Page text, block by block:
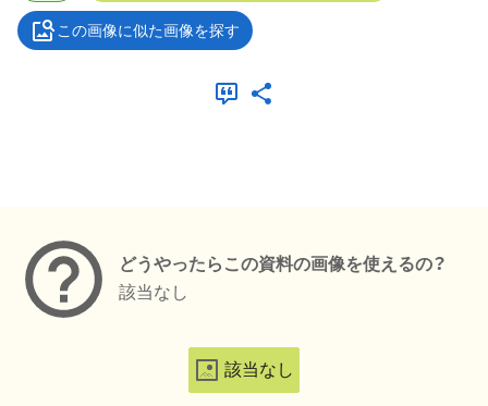
この画像に似た画像を探す
どうやったらこの資料の画像を使えるの？
該当なし
該当なし